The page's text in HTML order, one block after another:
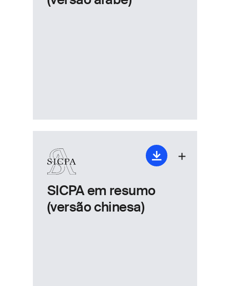
SICPA em resumo
(versão chinesa)